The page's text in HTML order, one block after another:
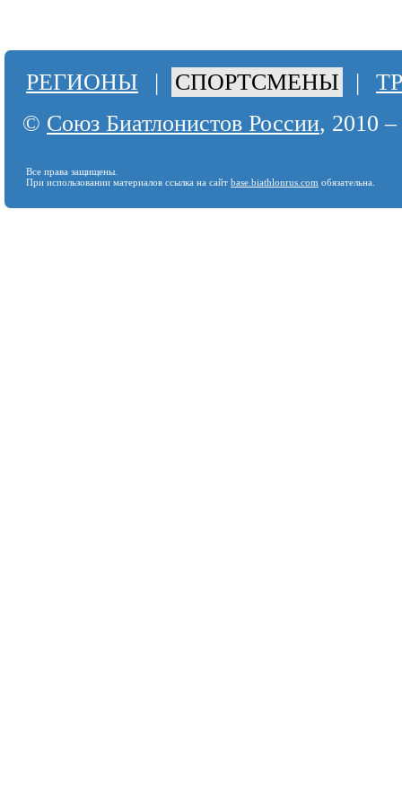
РЕГИОНЫ | СПОРТСМЕНЫ |
© Союз Биатлонистов России, 2010
Все права защищены.
При использовании материалов ссылка на сайт base.biathlonrus.com обязательна.